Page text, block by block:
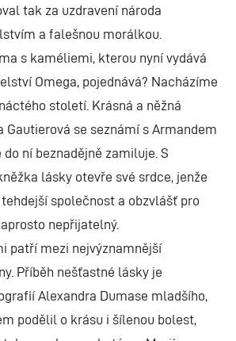
tak za uzdravení národa
a falešnou morálkou.
s kaméliemi, kterou nyní vydává
Omega, pojednává? Nacházíme
století. Krásná a něžná
se seznámí s Armandem
ní beznadějně zamiluje. S
lásky otevře své srdce, jenže
společnost a obzvlášť pro
nepřijatelný.
patří mezi nejvýznamnější
Příběh nešťastné lásky je
Alexandra Dumase mladšího,
podělil o krásu i šílenou bolest,